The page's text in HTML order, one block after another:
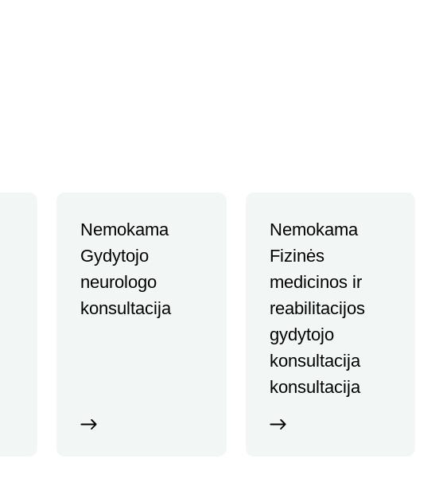
Nemokama
Gydytojo
neurologo
konsultacija
Nemokama
Fizinės
medicinos ir
reabilitacijos
gydytojo
konsultacija
konsultacija